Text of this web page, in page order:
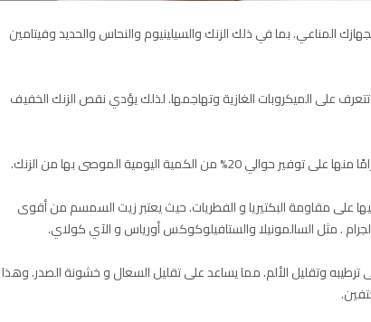
المناعي. بما في ذلك الزنك والسيلينيوم والنحاس والحديد وفيتامين
تتعرف على الميكروبات الغازية وتهاجمها. لذلك يؤدي نقص الزنك الخفيف
على مقاومة البكتيريا و الفطريات. حيث يعتبر زيت السمسم من أقوى
الجرام . مثل السالمونيلا والستافيلوكوكس أورياس و الآي كولاي.
وتقليل الألم. مما يساعد على تقليل السعال و خشونة الصدر. وهذا